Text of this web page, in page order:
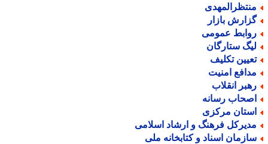
بازار
عمومی
ستارگان
تکلیف
امنیت
انقلاب
رسانه
مرکزی
فرهنگ و ارشاد اسلامی
اسناد و کتابخانه ملی